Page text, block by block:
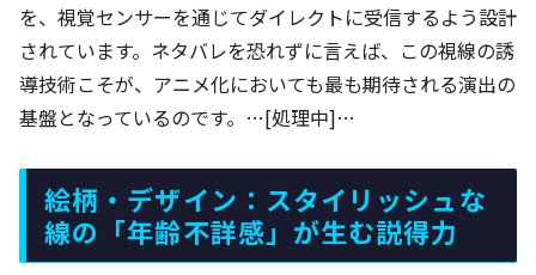
を、視覚センサーを通じてダイレクトに受信するよう設計
されています。ネタバレを恐れずに言えば、この視線の誘
導技術こそが、アニメ化においても最も期待される演出の
基盤となっているのです。…[処理中]…
絵柄・デザイン：スタイリッシュな
線の「年齢不詳感」が生む説得力